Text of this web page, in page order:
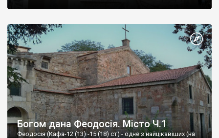
Богом дана Феодосія. Місто Ч.1
Феодосія (Кафа-12 (13) -15 (18) ст) - одне з найцікавіших (на